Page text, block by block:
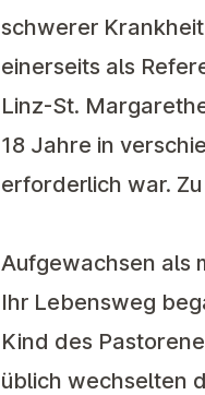
schwerer
einerseits als
Linz-St.
18 Jahre in
erforderlich war.
Aufgewachsen als
Ihr Lebensweg
Kind des
üblich wechselten